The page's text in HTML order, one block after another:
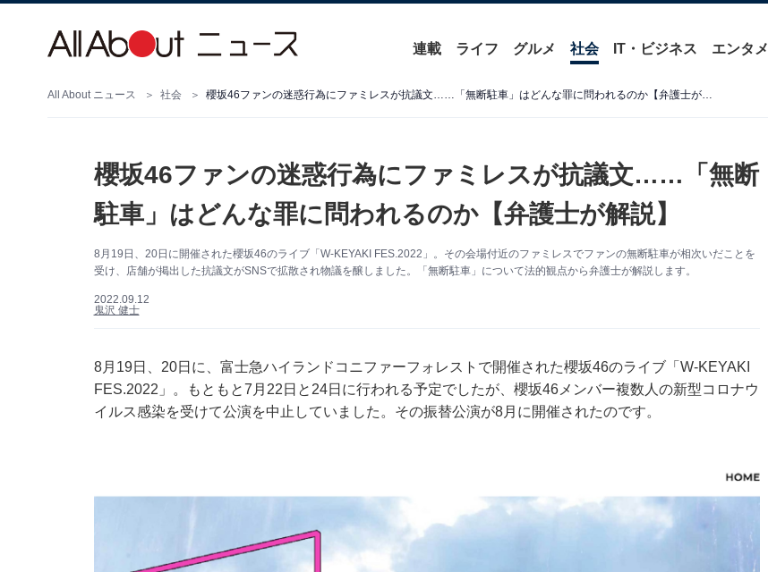
連載 ライフ グルメ 社会 IT・ビジネス エンタメ
All About ニュース 社会 櫻坂46ファンの迷惑行為にファミレスが抗議文……「無断駐車」はどんな罪に問われるのか【弁護士が解説】
櫻坂46ファンの迷惑行為にファミレスが抗議文……「無断
駐車」はどんな罪に問われるのか【弁護士が解説】
8月19日、20日に開催された櫻坂46のライブ「W-KEYAKI FES.2022」。その会場付近のファミレスでファンの無断駐車が相次いだことを
受け、店舗が掲出した抗議文がSNSで拡散され物議を醸しました。「無断駐車」について法的観点から弁護士が解説します。
2022.09.12
鬼沢 健士
8月19日、20日に、富士急ハイランドコニファーフォレストで開催された櫻坂46のライブ「W-KEYAKI
FES.2022」。もともと7月22日と24日に行われる予定でしたが、櫻坂46メンバー複数人の新型コロナウ
イルス感染を受けて公演を中止していました。その振替公演が8月に開催されたのです。